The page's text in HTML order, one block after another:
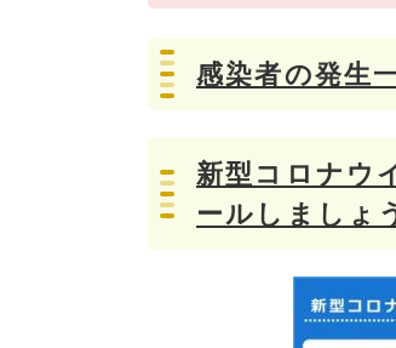
感染者の発生
新型コロナウ
ールしましょ